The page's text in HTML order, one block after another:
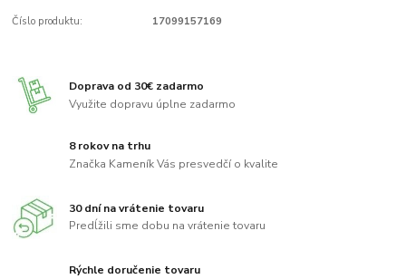
Číslo produktu: 17099157169
Doprava od 30€ zadarmo
Využite dopravu úplne zadarmo
8 rokov na trhu
Značka Kameník Vás presvedčí o kvalite
30 dní na vrátenie tovaru
Predĺžili sme dobu na vrátenie tovaru
Rýchle doručenie tovaru